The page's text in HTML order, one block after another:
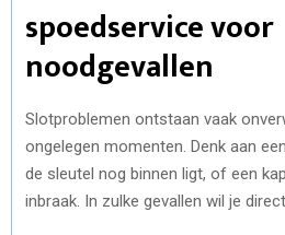
spoedservice voor
noodgevallen
Slotproblemen ontstaan vaak
ongelegen momenten. Denk aan
de sleutel nog binnen ligt, of een
inbraak. In zulke gevallen wil je